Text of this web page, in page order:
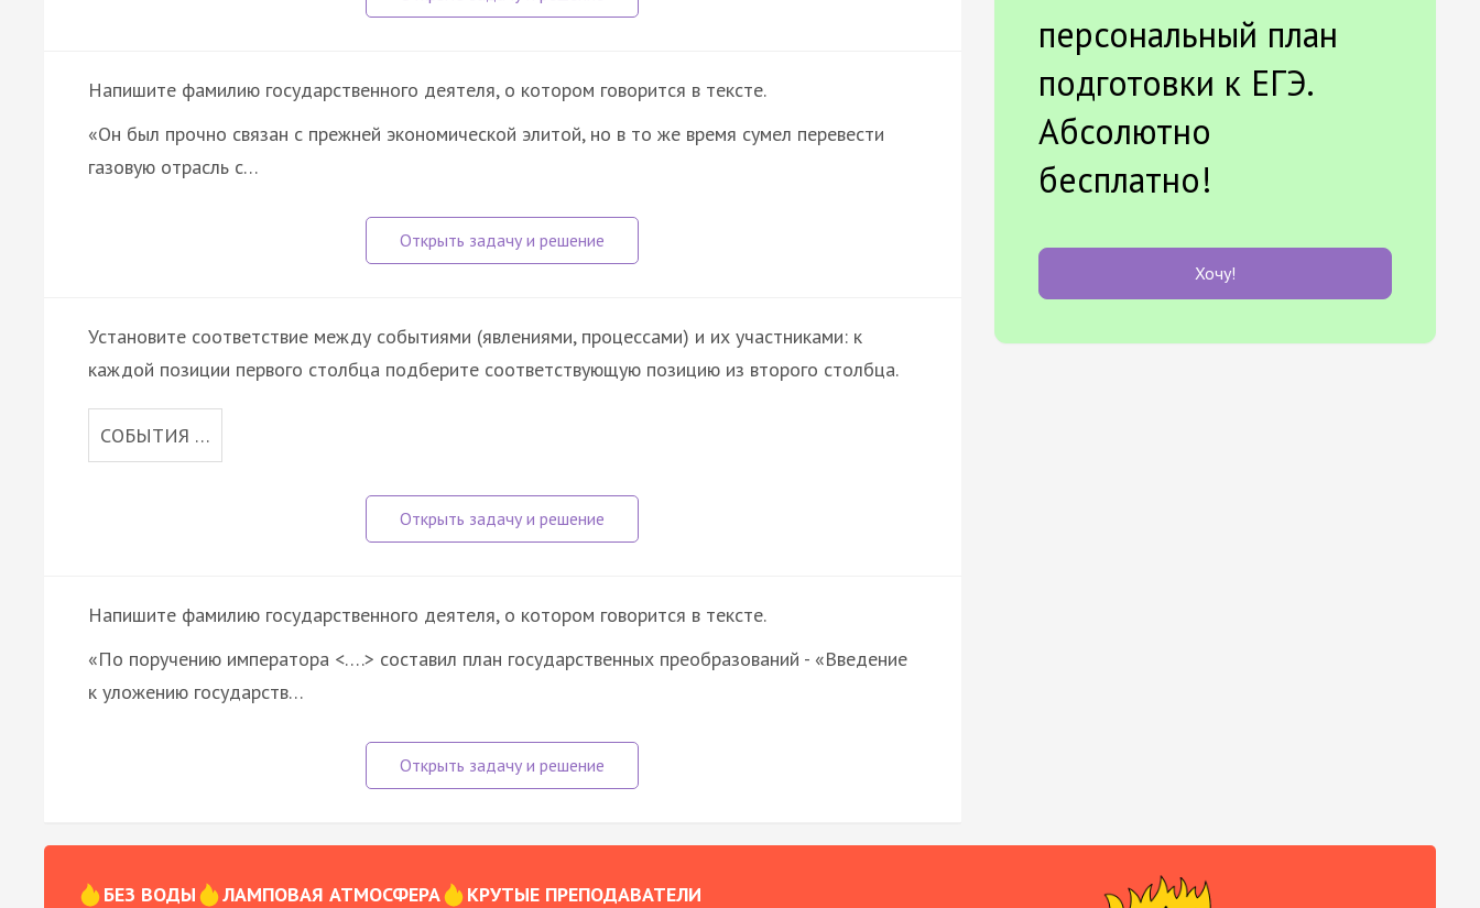
Напишите фамилию государственного деятеля, о котором говорится в тексте.
«Он был прочно связан с прежней экономической элитой, но в то же время сумел перевести
газовую отрасль с…
Установите соответствие между событиями (явлениями, процессами) и их участниками: к
каждой позиции первого столбца подберите соответствующую позицию из второго столбца.
СОБЫТИЯ …
Напишите фамилию государственного деятеля, о котором говорится в тексте.
«По поручению императора <….> составил план государственных преобразований - «Введение
к уложению государств…
персональный план
подготовки к ЕГЭ.
Абсолютно
бесплатно!
Хочу!
БЕЗ ВОДЫ ЛАМПОВАЯ АТМОСФЕРА КРУТЫЕ ПРЕПОДАВАТЕЛИ